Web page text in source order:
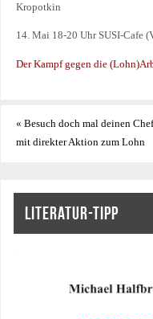
Kropotkin
14. Mai 18-20 Uhr SUSI-Cafe
Der Kampf gegen die
« Besuch doch mal deinen
mit direkter Aktion zum Lohn
LITERATUR-TIPP